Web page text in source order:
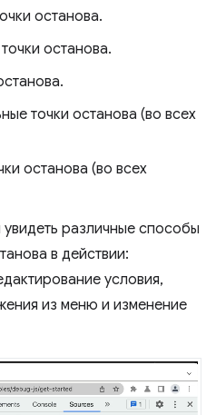
останова.
останова.
точки останова (во всех
останова (во всех
различные способы
в действии:
условия,
из меню и изменение